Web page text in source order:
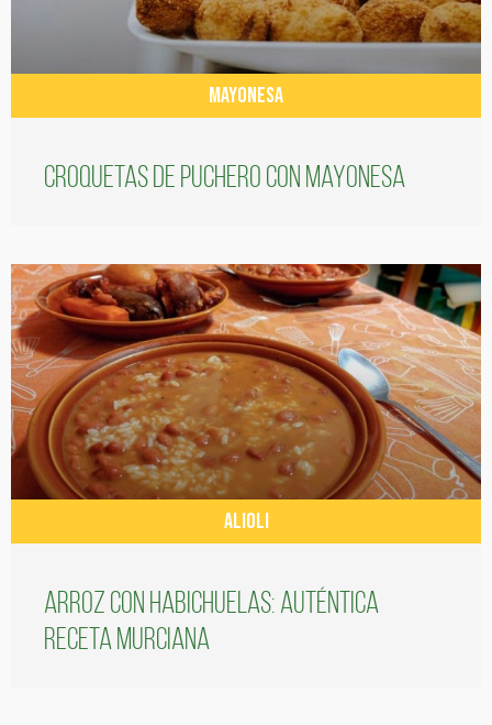
MAYONESA
Croquetas de puchero con Mayonesa
ALIOLI
Arroz con habichuelas: auténtica
receta murciana